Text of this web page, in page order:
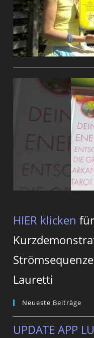
HIER klicken
Lauretti
Neueste Beiträge
UPDATE APP